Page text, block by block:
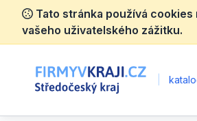
Tato stránka používá cookies
vašeho uživatelského zážitku.